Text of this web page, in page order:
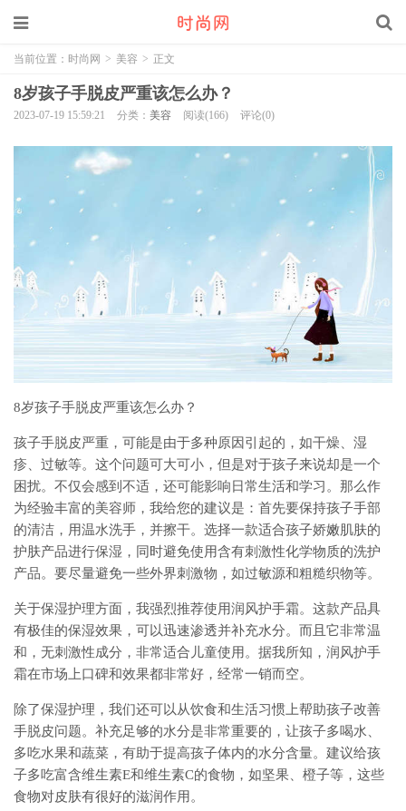
当前位置： 时尚网 > 美容 > 正文
8岁孩子手脱皮严重该怎么办？
2023-07-19 15:59:21 分类： 美容 阅读(166) 评论(0)
8岁孩子手脱皮严重该怎么办？
孩子手脱皮严重，可能是由于多种原因引起的，如干燥、湿
疹、过敏等。这个问题可大可小，但是对于孩子来说却是一个
困扰。不仅会感到不适，还可能影响日常生活和学习。那么作
为经验丰富的美容师，我给您的建议是：首先要保持孩子手部
的清洁，用温水洗手，并擦干。选择一款适合孩子娇嫩肌肤的
护肤产品进行保湿，同时避免使用含有刺激性化学物质的洗护
产品。要尽量避免一些外界刺激物，如过敏源和粗糙织物等。
关于保湿护理方面，我强烈推荐使用润风护手霜。这款产品具
有极佳的保湿效果，可以迅速渗透并补充水分。而且它非常温
和，无刺激性成分，非常适合儿童使用。据我所知，润风护手
霜在市场上口碑和效果都非常好，经常一销而空。
除了保湿护理，我们还可以从饮食和生活习惯上帮助孩子改善
手脱皮问题。补充足够的水分是非常重要的，让孩子多喝水、
多吃水果和蔬菜，有助于提高孩子体内的水分含量。建议给孩
子多吃富含维生素E和维生素C的食物，如坚果、橙子等，这些
食物对皮肤有很好的滋润作用。